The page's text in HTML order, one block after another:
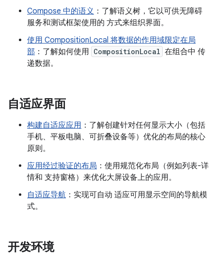
Compose 中的语义 ：了解语义树，它以可供无障碍
服务和测试框架使用的 方式来组织界面。
使用 CompositionLocal 将数据的作用域限定在局
部 ：了解如何使用 CompositionLocal 在组合中 传
递数据。
自适应界面
构建自适应应用 ：了解创建针对任何显示大小（包括
手机、平板电脑、可折叠设备等）优化的布局的核心
原则。
应用经过验证的布局 ：使用规范化布局（例如列表-详
情和 支持窗格）来优化大屏设备上的应用。
自适应导航 ：实现可自动 适应可用显示空间的导航模
式。
开发环境